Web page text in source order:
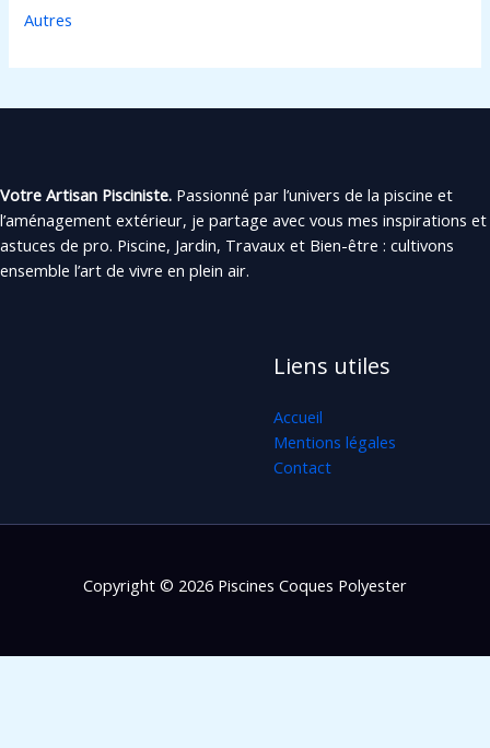
Autres
Votre Artisan Pisciniste. Passionné par l’univers de la piscine et
l’aménagement extérieur, je partage avec vous mes inspirations et
astuces de pro. Piscine, Jardin, Travaux et Bien-être : cultivons
ensemble l’art de vivre en plein air.
Liens utiles
Accueil
Mentions légales
Contact
Copyright © 2026 Piscines Coques Polyester